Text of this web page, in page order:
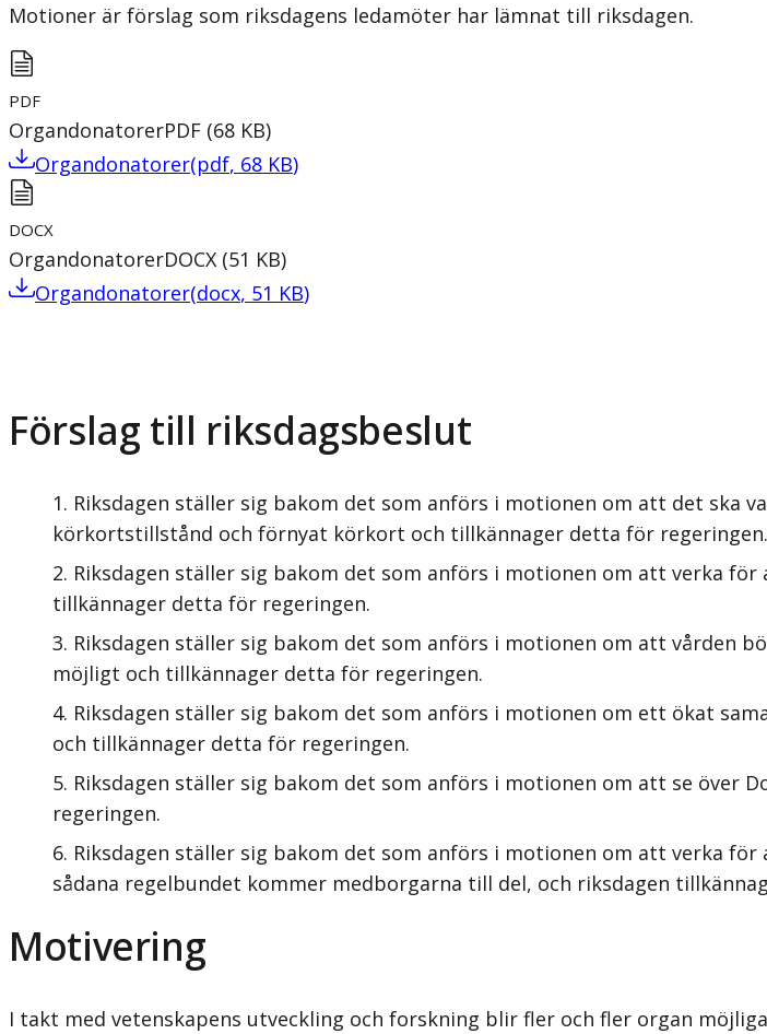
Motioner är förslag som riksdagens ledamöter har lämnat till riksdagen.
PDF
OrgandonatorerPDF (68 KB)
Organdonatorer(pdf, 68 KB)
DOCX
OrgandonatorerDOCX (51 KB)
Organdonatorer(docx, 51 KB)
Förslag till riksdagsbeslut
Riksdagen ställer sig bakom det som anförs i motionen om att det
körkortstillstånd och förnyat körkort och tillkännager detta för regeringen.
Riksdagen ställer sig bakom det som anförs i motionen om att verka
tillkännager detta för regeringen.
Riksdagen ställer sig bakom det som anförs i motionen om att vården
möjligt och tillkännager detta för regeringen.
Riksdagen ställer sig bakom det som anförs i motionen om ett ökat
och tillkännager detta för regeringen.
Riksdagen ställer sig bakom det som anförs i motionen om att se
regeringen.
Riksdagen ställer sig bakom det som anförs i motionen om att verka
sådana regelbundet kommer medborgarna till del, och riksdagen
Motivering
I takt med vetenskapens utveckling och forskning blir fler och fler organ